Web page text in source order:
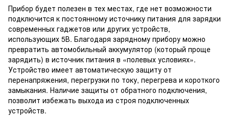
Прибор будет полезен в тех местах, где нет возможности
подключится к постоянному источнику питания для зарядки
современных гаджетов или других устройств,
использующих 5В. Благодаря зарядному прибору можно
превратить автомобильный аккумулятор (который проще
зарядить) в источник питания в «полевых условиях».
Устройство имеет автоматическую защиту от
перенапряжения, перегрузки по току, перегрева и короткого
замыкания. Наличие защиты от обратного подключения,
позволит избежать выхода из строя подключенных
устройств.